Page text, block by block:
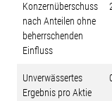
Konzernüberschuss
nach Anteilen ohne
beherrschenden
Einfluss
Unverwässertes
Ergebnis pro Aktie